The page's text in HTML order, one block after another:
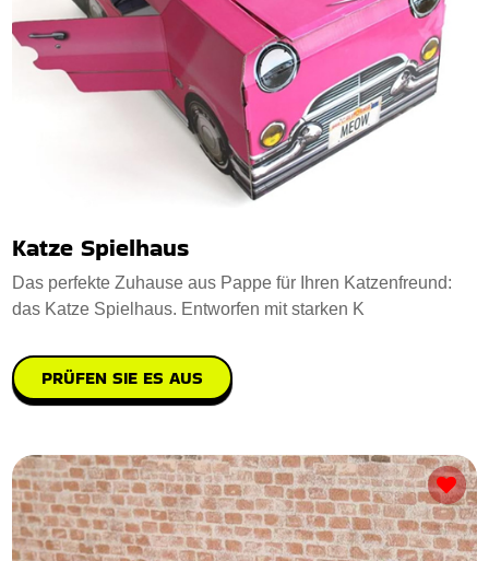
Katze Spielhaus
Das perfekte Zuhause aus Pappe für Ihren Katzenfreund:
das Katze Spielhaus. Entworfen mit starken K
PRÜFEN SIE ES AUS